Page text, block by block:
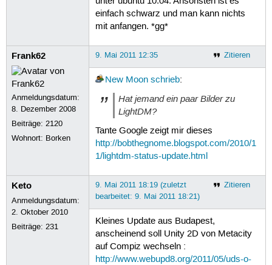
einfach schwarz und man kann nichts
mit anfangen. *gg*
Frank62
Anmeldungsdatum:
8. Dezember 2008
Beiträge:2120
Wohnort: Borken
Zitieren
9. Mai 2011 12:35
New Moon schrieb:
Hat jemand ein paar Bilder zu
LightDM?
Tante Google zeigt mir dieses
http://bobthegnome.blogspot.com/2010/1
1/lightdm-status-update.html
Keto
Anmeldungsdatum:
2. Oktober 2010
Beiträge:231
Zitieren
9. Mai 2011 18:19 (zuletzt
bearbeitet: 9. Mai 2011 18:21)
Kleines Update aus Budapest,
anscheinend soll Unity 2D von Metacity
auf Compiz wechseln :
http://www.webupd8.org/2011/05/uds-o-